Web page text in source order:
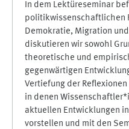
In dem Lektüreseminar
politikwissenschaftlichen
Demokratie, Migration
diskutieren wir sowohl
theoretische und
gegenwärtigen
Vertiefung der
in denen
aktuellen Entwicklungen
vorstellen und mit den